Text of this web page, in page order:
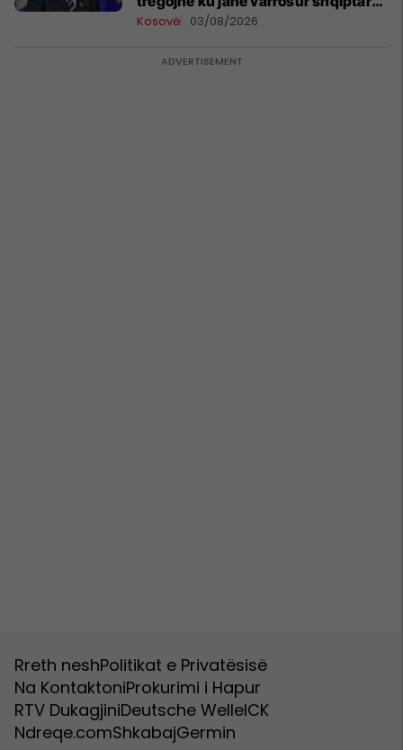
në Serbi
Kosovë 03/08/2026
Rreth neshPolitikat e Privatësisë
Na KontaktoniProkurimi i Hapur
RTV DukagjiniDeutsche WelleICK
Ndreqe.comShkabajGermin